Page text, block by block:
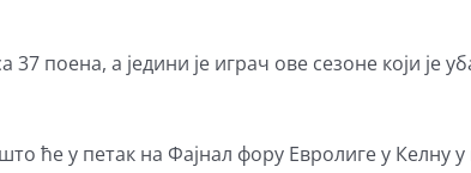
поена, а једини је играч ове сезоне који је
ће у петак на Фајнал фору Евролиге у Келну